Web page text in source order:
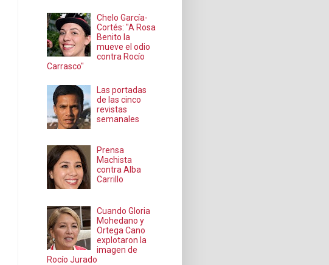
Chelo García-
Cortés: "A Rosa
Benito la
mueve el odio
contra Rocío
Carrasco"
Las portadas
de las cinco
revistas
semanales
Prensa
Machista
contra Alba
Carrillo
Cuando Gloria
Mohedano y
Ortega Cano
explotaron la
imagen de
Rocío Jurado